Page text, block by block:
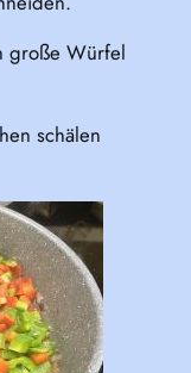
große Würfel
schälen